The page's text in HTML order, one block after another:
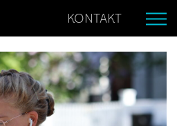
KONTAKT